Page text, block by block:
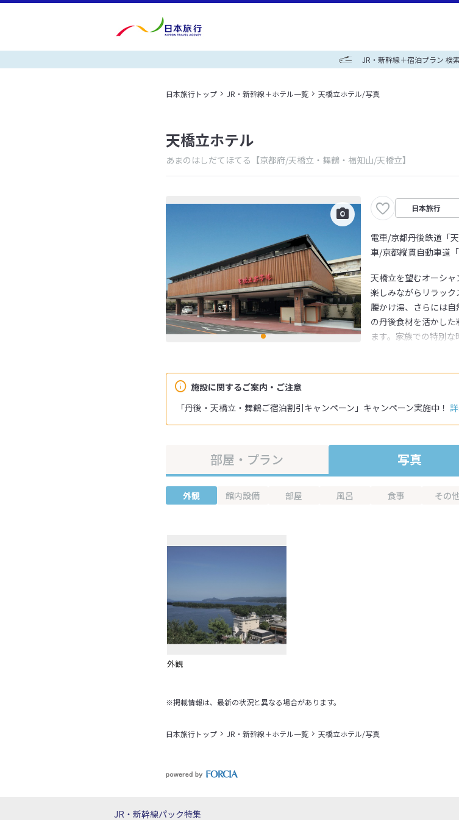
JR・新幹線＋宿泊プラン 検
日本旅行トップ JR・新幹線＋ホテル一覧 天橋立ホテル/写真
天橋立ホテル
あまのはしだてほてる 【京都府/天橋立・舞鶴・福知山/天橋立】
日本旅行
電車/京都丹後鉄道「
車/京都縦貫自動車道
施設に関するご案内・ご注意
「丹後・天橋立・舞鶴ご宿泊割引キャンペーン」キャンペーン実施中！
天橋立を望むオーシ
楽しみながらリラッ
腰かけ湯、さらには
の丹後食材を活かし
ます。家族での特別な
部屋・プラン 写真
外観 館内設備 部屋 風呂 食事 その
外観
※掲載情報は、最新の状況と異なる場合があります。
日本旅行トップ JR・新幹線＋ホテル一覧 天橋立ホテル/写真
JR・新幹線パック特集